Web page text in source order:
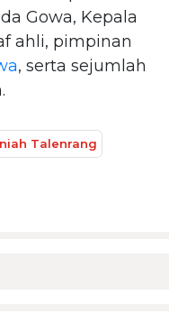
Gowa, Kepala
ahli, pimpinan
, serta sejumlah
Talenrang